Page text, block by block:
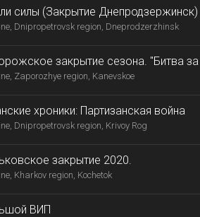
силы (Закрытие Днепродзержинск)
Dnipropetrovsk region, Dneprodzerzhinsk
закрытие сезона. "Битва
Zaporozhye region, Kanevskoe
хроники: Партизанская война
Dnipropetrovsk region, Krivoy Rog
закрытие 2020.
Kharkov region, Kochetok
ВИП